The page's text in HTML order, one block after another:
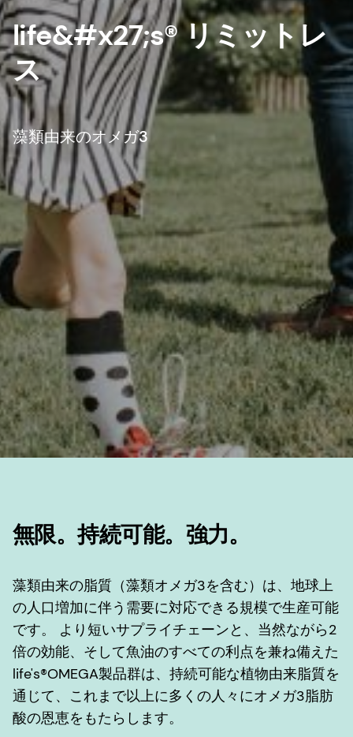
life&#x27;s® リミットレ
ス
藻類由来のオメガ3
無限。持続可能。強力。
藻類由来の脂質（藻類オメガ3を含む）は、地球上
の人口増加に伴う需要に対応できる規模で生産可能
です。 より短いサプライチェーンと、当然ながら2
倍の効能、そして魚油のすべての利点を兼ね備えた
life's®OMEGA製品群は、持続可能な植物由来脂質を
通じて、これまで以上に多くの人々にオメガ3脂肪
酸の恩恵をもたらします。